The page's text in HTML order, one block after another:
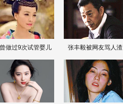
做过9次试管婴儿 张丰毅被网友骂人渣